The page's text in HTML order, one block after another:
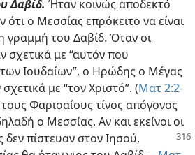
Δαβίδ. Ήταν κοινώς αποδεκτό
ότι ο Μεσσίας επρόκειτο να είναι
γραμμή του Δαβίδ. Όταν οι
σχετικά με “αυτόν που
των Ιουδαίων”, ο Ηρώδης ο Μέγας
με “τον Χριστό”. (Ματ 2:2-
Φαρισαίους τίνος απόγονος
ο Μεσσίας. Αν και εκείνοι οι
δεν πίστευαν στον Ιησού,